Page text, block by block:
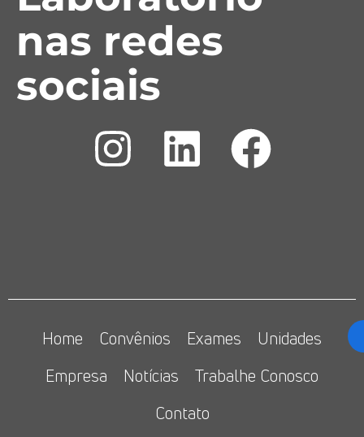
nas redes
sociais
Home Convênios Exames
Unidades
Empresa
Notícias
Trabalhe Conosco
Contato